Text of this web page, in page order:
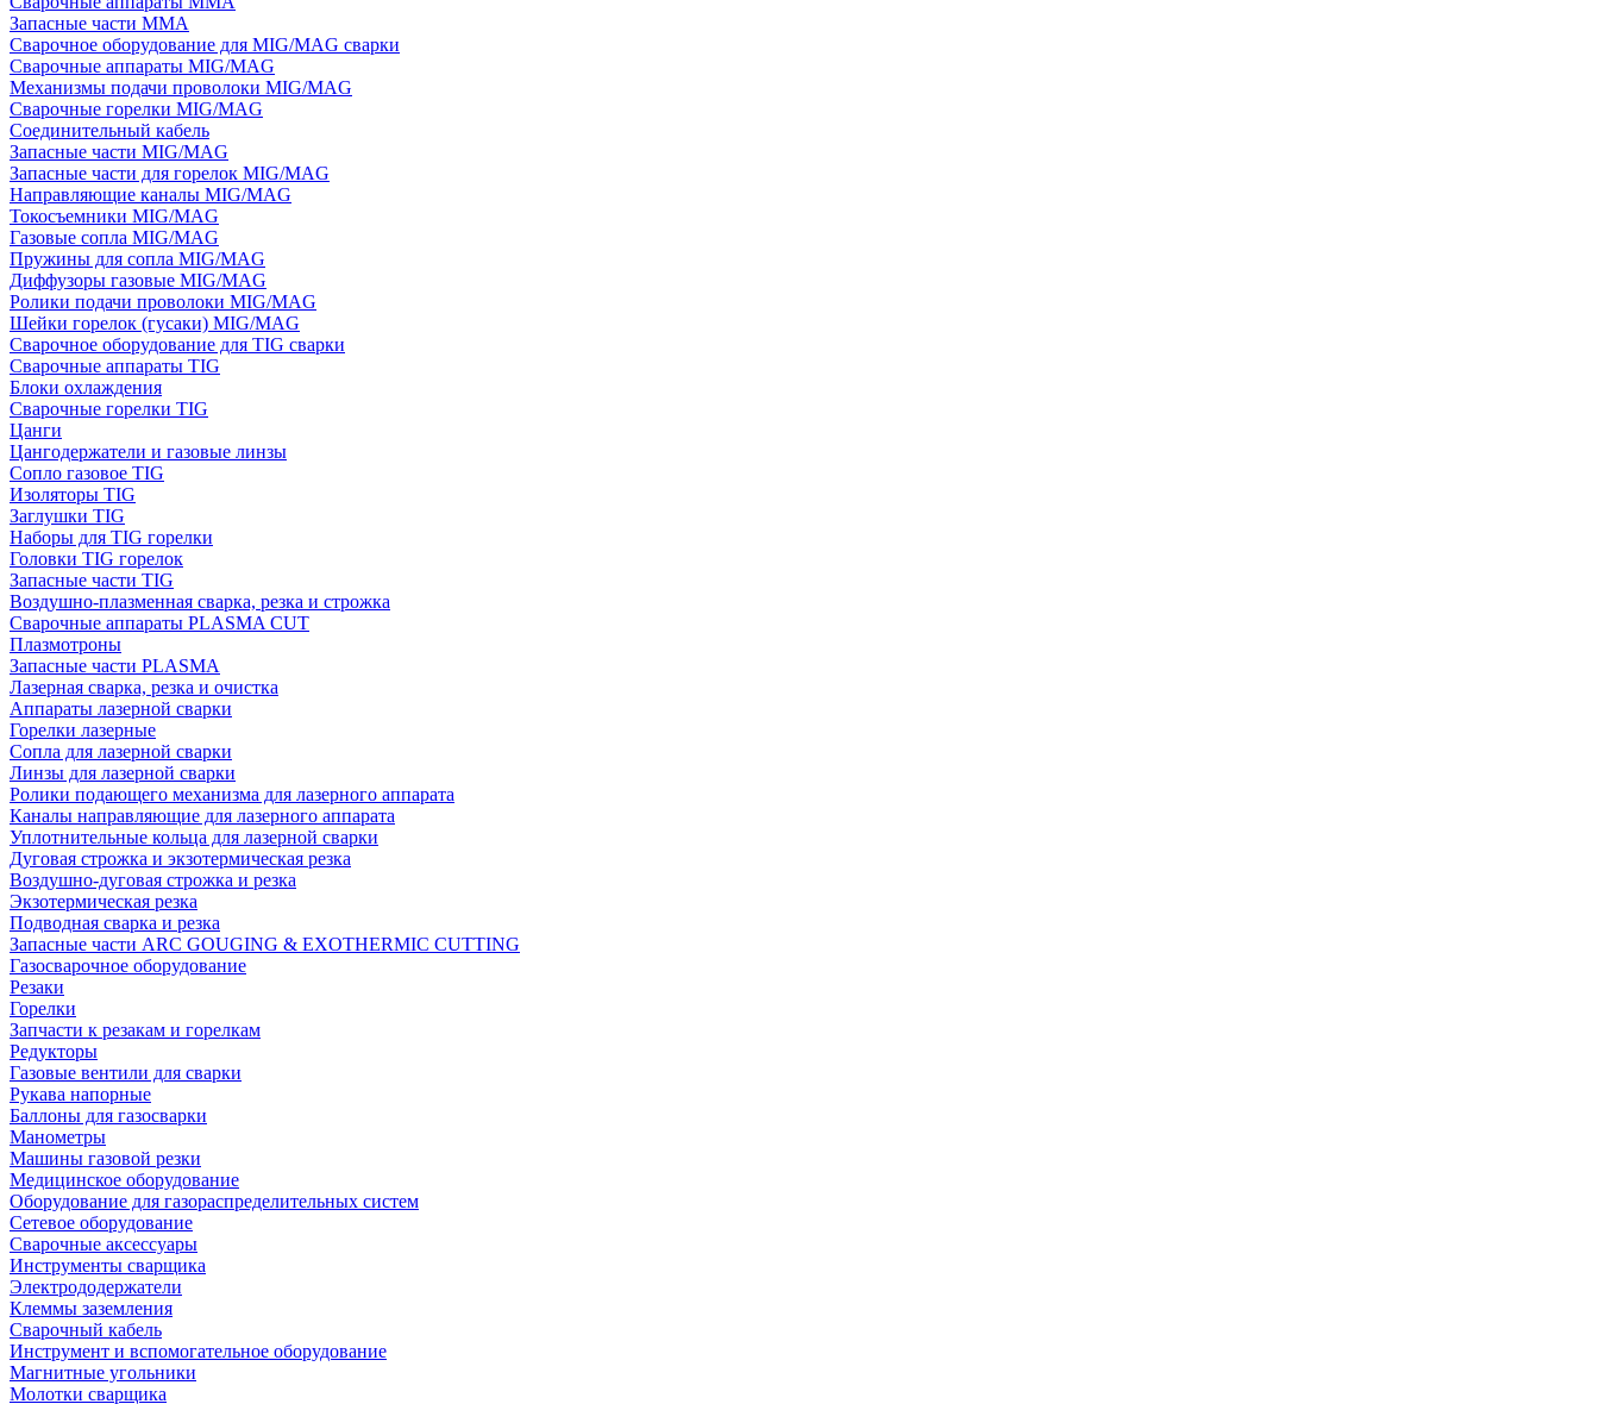
Запасные части MMA
Сварочное оборудование для MIG/MAG сварки
Сварочные аппараты MIG/MAG
Механизмы подачи проволоки MIG/MAG
Сварочные горелки MIG/MAG
Соединительный кабель
Запасные части MIG/MAG
Запасные части для горелок MIG/MAG
Направляющие каналы MIG/MAG
Токосъемники MIG/MAG
Газовые сопла MIG/MAG
Пружины для сопла MIG/MAG
Диффузоры газовые MIG/MAG
Ролики подачи проволоки MIG/MAG
Шейки горелок (гусаки) MIG/MAG
Сварочное оборудование для TIG сварки
Сварочные аппараты TIG
Блоки охлаждения
Сварочные горелки TIG
Цанги
Цангодержатели и газовые линзы
Сопло газовое TIG
Изоляторы TIG
Заглушки TIG
Наборы для TIG горелки
Головки TIG горелок
Запасные части TIG
Воздушно-плазменная сварка, резка и строжка
Сварочные аппараты PLASMA CUT
Плазмотроны
Запасные части PLASMA
Лазерная сварка, резка и очистка
Аппараты лазерной сварки
Горелки лазерные
Сопла для лазерной сварки
Линзы для лазерной сварки
Ролики подающего механизма для лазерного аппарата
Каналы направляющие для лазерного аппарата
Уплотнительные кольца для лазерной сварки
Дуговая строжка и экзотермическая резка
Воздушно-дуговая строжка и резка
Экзотермическая резка
Подводная сварка и резка
Запасные части ARC GOUGING & EXOTHERMIC CUTTING
Газосварочное оборудование
Резаки
Горелки
Запчасти к резакам и горелкам
Редукторы
Газовые вентили для сварки
Рукава напорные
Баллоны для газосварки
Манометры
Машины газовой резки
Медицинское оборудование
Оборудование для газораспределительных систем
Сетевое оборудование
Сварочные аксессуары
Инструменты сварщика
Электрододержатели
Клеммы заземления
Сварочный кабель
Инструмент и вспомогательное оборудование
Магнитные угольники
Молотки сварщика